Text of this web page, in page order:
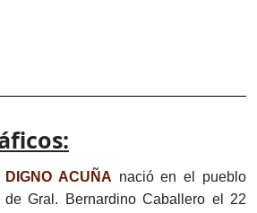
DIGNO ACUÑA nació en el pueblo
de Gral. Bernardino Caballero el 22